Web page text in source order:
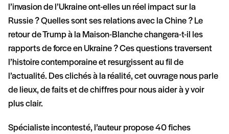
l’invasion de l’Ukraine ont-elles un réel impact sur la
Russie ? Quelles sont ses relations avec la Chine ? Le
retour de Trump à la Maison-Blanche changera-t-il les
rapports de force en Ukraine ? Ces questions traversent
l’histoire contemporaine et resurgissent au fil de
l’actualité. Des clichés à la réalité, cet ouvrage nous parle
de lieux, de faits et de chiffres pour nous aider à y voir
plus clair.
Spécialiste incontesté, l’auteur propose 40 fiches